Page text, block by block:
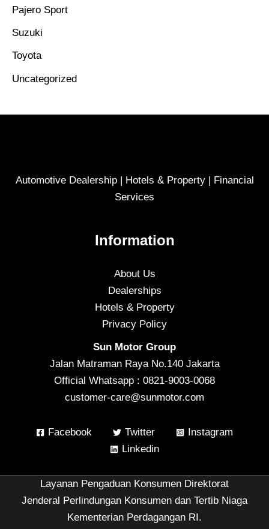
Pajero Sport
Suzuki
Toyota
Uncategorized
Automotive Dealership | Hotels & Property | Financial
Services
Information
About Us
Dealerships
Hotels & Property
Privacy Policy
Sun Motor Group
Jalan Matraman Raya No.140 Jakarta
Official Whatsapp : 0821-9003-0068
customer-care@sunmotor.com
Facebook Twitter
Instagram
Linkedin
Layanan Pengaduan Konsumen Direktorat
Jenderal Perlindungan Konsumen dan Tertib Niaga
Kementerian Perdagangan RI.